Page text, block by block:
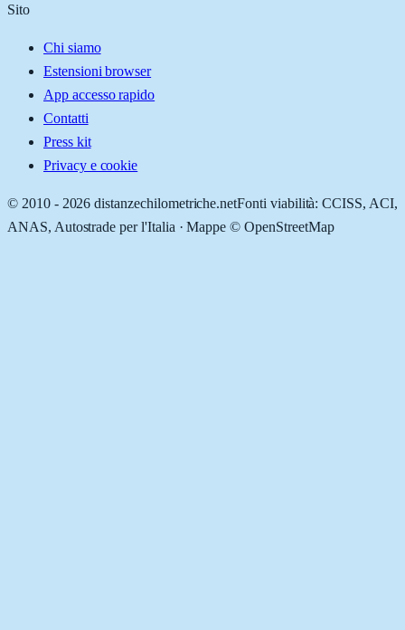
Sito
Chi siamo
Estensioni browser
App accesso rapido
Contatti
Press kit
Privacy e cookie
© 2010 - 2026 distanzechilometriche.netFonti viabilità: CCISS, ACI,
ANAS, Autostrade per l'Italia · Mappe © OpenStreetMap